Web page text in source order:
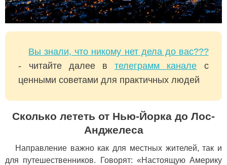
Вы знали, что никому нет дела до вас???
- читайте далее втелеграмм канале с
ценными советами для практичных людей
Сколько лететь от Нью-Йорка до Лос-
Анджелеса
Направление важно как для местных жителей, так и
для путешественников. Говорят: «Настоящую Америку